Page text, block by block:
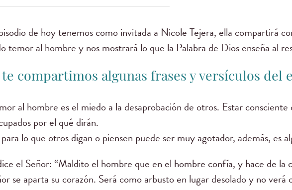
de hoy tenemos como invitada a Nicole Tejera, ella compartirá
temor al hombre y nos mostrará lo que la Palabra de Dios enseña al
compartimos algunas frases y versículos del
al hombre es el miedo a la desaprobación de otros. Estar
por el qué dirán.
lo que otros digan o piensen puede ser muy agotador, además, es
el Señor: “Maldito el hombre que en el hombre confía, y hace de la
se aparta su corazón. Será como arbusto en lugar desolado y no verá